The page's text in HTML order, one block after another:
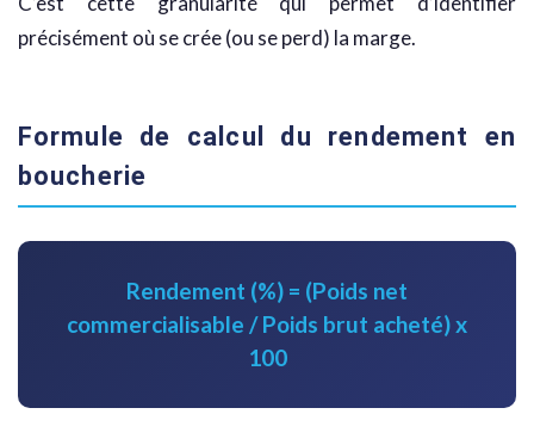
précisément où se crée (ou se perd) la marge.
Formule de calcul du rendement en
boucherie
Rendement (%) = (Poids net
commercialisable / Poids brut acheté) x
100